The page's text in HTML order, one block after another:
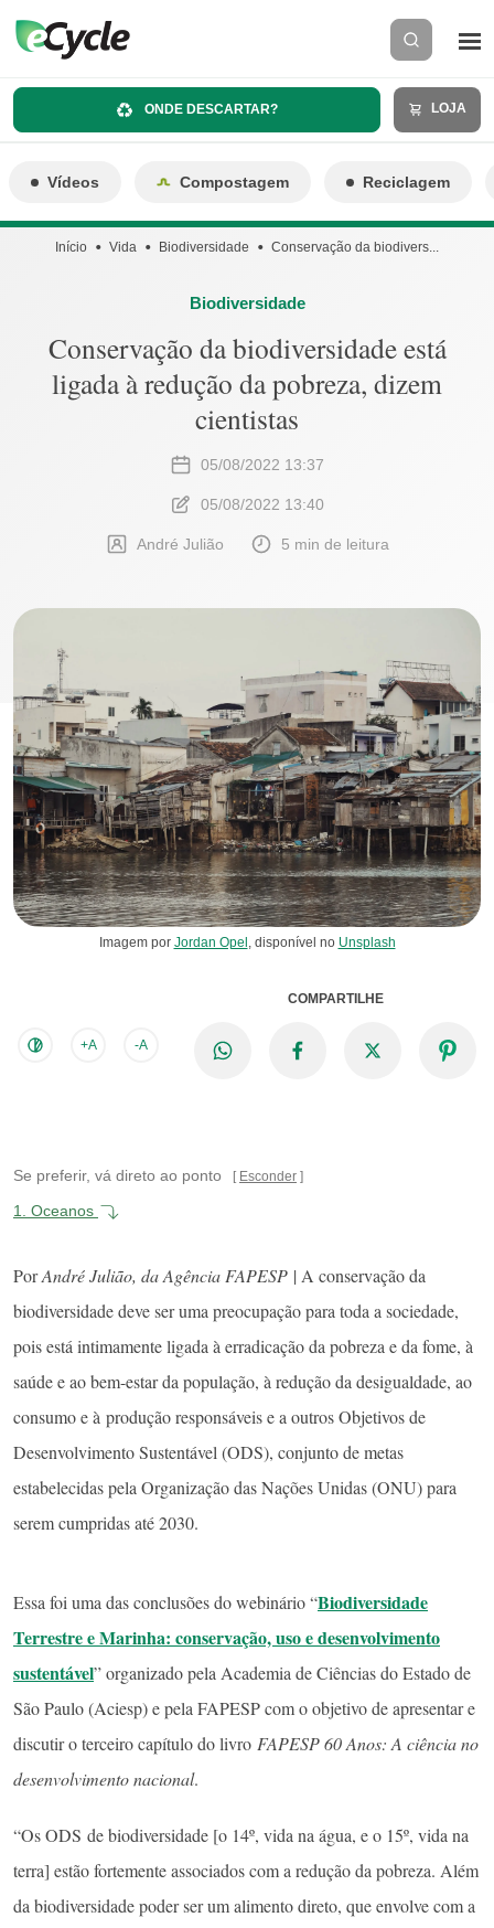
ONDE DESCARTAR? LOJA
Vídeos Compostagem Reciclagem
Início Vida Biodiversidade Conservação da biodivers...
Biodiversidade
Conservação da biodiversidade está
ligada à redução da pobreza, dizem
cientistas
05/08/2022 13:37
05/08/2022 13:40
André Julião 5 min de leitura
Imagem por Jordan Opel , disponível no Unsplash
+A -A
COMPARTILHE
Se preferir, vá direto ao ponto Esconder
1. Oceanos
PorAndré Julião, da Agência FAPESP | A conservação da
biodiversidade deve ser uma preocupação para toda a sociedade,
pois está intimamente ligada à erradicação da pobreza e da fome, à
saúde e ao bem-estar da população, à redução da desigualdade, ao
consumo e à produção responsáveis e a outros Objetivos de
Desenvolvimento Sustentável (ODS), conjunto de metas
estabelecidas pela Organização das Nações Unidas (ONU) para
serem cumpridas até 2030.
Essa foi uma das conclusões do webinário “Biodiversidade
Terrestre e Marinha: conservação, uso e desenvolvimento
sustentável” organizado pela Academia de Ciências do Estado de
São Paulo (Aciesp) e pela FAPESP com o objetivo de apresentar e
discutir o terceiro capítulo do livro FAPESP 60 Anos: A ciência no
desenvolvimento nacional.
“Os ODS de biodiversidade [o 14º, vida na água, e o 15º, vida na
terra] estão fortemente associados com a redução da pobreza. Além
da biodiversidade poder ser um alimento direto, que envolve com a